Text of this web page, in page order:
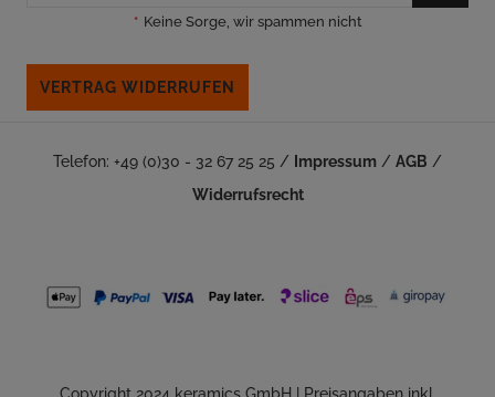
* Keine Sorge, wir spammen nicht
VERTRAG WIDERRUFEN
Telefon: +49 (0)30 - 32 67 25 25 / Impressum / AGB /
Widerrufsrecht